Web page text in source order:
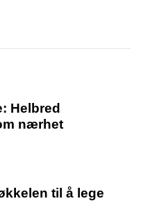
Helbred
nærhet
til å lege